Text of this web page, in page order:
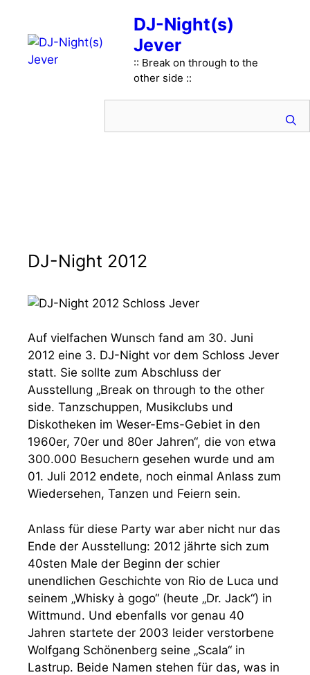
springen
springen
DJ-Night(s)
Jever
:: Break on through to the
other side ::
DJ-Night 2012
Auf vielfachen Wunsch fand am 30. Juni
2012 eine 3. DJ-Night vor dem Schloss Jever
statt. Sie sollte zum Abschluss der
Ausstellung „Break on through to the other
side. Tanzschuppen, Musikclubs und
Diskotheken im Weser-Ems-Gebiet in den
1960er, 70er und 80er Jahren“, die von etwa
300.000 Besuchern gesehen wurde und am
01. Juli 2012 endete, noch einmal Anlass zum
Wiedersehen, Tanzen und Feiern sein.
Anlass für diese Party war aber nicht nur das
Ende der Ausstellung: 2012 jährte sich zum
40sten Male der Beginn der schier
unendlichen Geschichte von Rio de Luca und
seinem „Whisky à gogo“ (heute „Dr. Jack“) in
Wittmund. Und ebenfalls vor genau 40
Jahren startete der 2003 leider verstorbene
Wolfgang Schönenberg seine „Scala“ in
Lastrup. Beide Namen stehen für das, was in